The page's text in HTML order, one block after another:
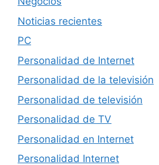
Noticias recientes
PC
Personalidad de Internet
Personalidad de la televisión
Personalidad de televisión
Personalidad de TV
Personalidad en Internet
Personalidad Internet